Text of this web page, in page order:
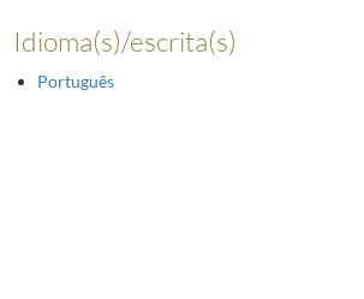
Idioma(s)/escrita(s)
Português